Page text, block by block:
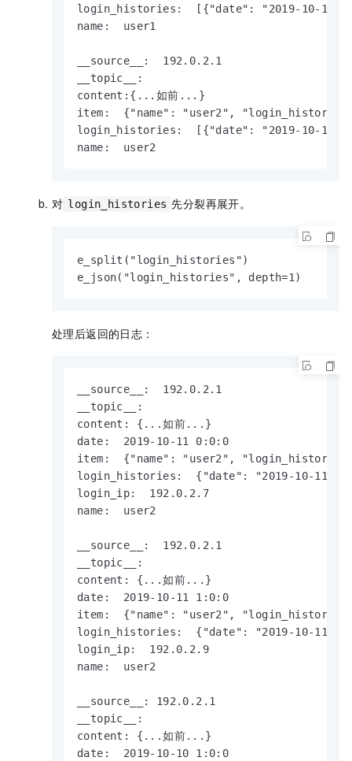
login_histories:  [{"date": "2019-10-10
name:  user1
__source__:  192.0.2.1
__topic__:
content:{...如前...}
item:  {"name": "user2",
login_histories:  [{"date": "2019-10-11
name:  user2
对 login_histories 先分裂再展开。
e_split("login_histories")
e_json("login_histories", depth=1)
处理后返回的日志：
__source__:  192.0.2.1
__topic__:
content: {...如前...}
date:  2019-10-11 0:0:0
item:  {"name": "user2",
login_histories:  {"date": "2019-10-11
login_ip:  192.0.2.7
name:  user2
__source__:  192.0.2.1
__topic__:
content: {...如前...}
date:  2019-10-11 1:0:0
item:  {"name": "user2",
login_histories:  {"date": "2019-10-11
login_ip:  192.0.2.9
name:  user2
__source__: 192.0.2.1
__topic__:
content: {...如前...}
date:  2019-10-10 1:0:0